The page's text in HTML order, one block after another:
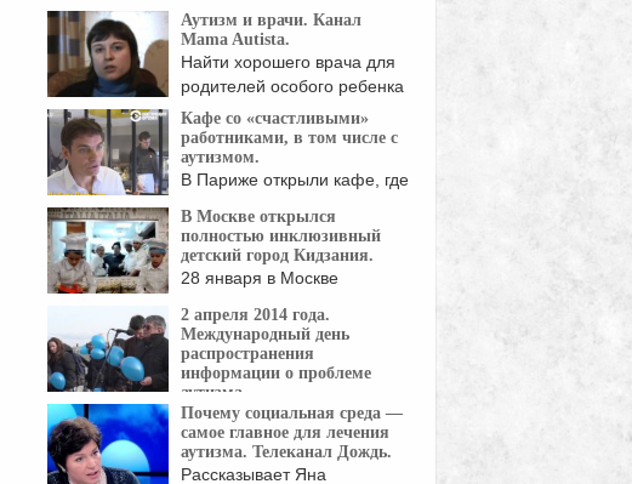
Аутизм и врачи. Канал
Mama Autista.
Найти хорошего врача для
родителей особого ребенка
...
Кафе со «счастливыми»
работниками, в том числе с
аутизмом.
В Париже открыли кафе, где
В Москве открылся
полностью инклюзивный
детский город Кидзания.
28 января в Москве
2 апреля 2014 года.
Международный день
распространения
информации о проблеме
аутизма
Александр Сокуров: "Я хочу
поблагодарить Любовь Аркус ...
Почему социальная среда —
самое главное для лечения
аутизма. Телеканал Дождь.
Рассказывает Яна